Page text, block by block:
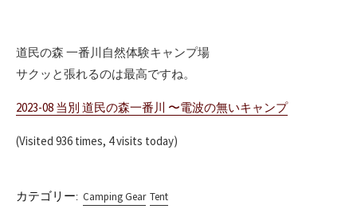
道民の森 一番川自然体験キャンプ場
サクッと張れるのは最高ですね。
2023-08 当別 道民の森一番川 〜電波の無いキャンプ
(Visited 936 times, 4 visits today)
カテゴリー: Camping Gear Tent